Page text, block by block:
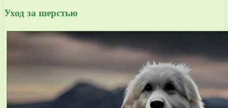
Уход за шерстью